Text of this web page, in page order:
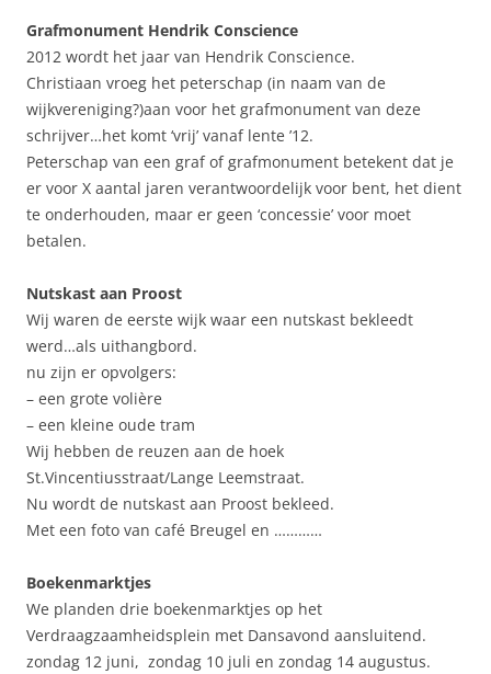
Grafmonument Hendrik Conscience
2012 wordt het jaar van Hendrik Conscience.
Christiaan vroeg het peterschap (in naam van de
wijkvereniging?)aan voor het grafmonument van deze
schrijver…het komt ‘vrij’ vanaf lente ’12.
Peterschap van een graf of grafmonument betekent dat je
er voor X aantal jaren verantwoordelijk voor bent, het dient
te onderhouden, maar er geen ‘concessie’ voor moet
betalen.
Nutskast aan Proost
Wij waren de eerste wijk waar een nutskast bekleedt
werd…als uithangbord.
nu zijn er opvolgers:
– een grote volière
– een kleine oude tram
Wij hebben de reuzen aan de hoek
St.Vincentiusstraat/Lange Leemstraat.
Nu wordt de nutskast aan Proost bekleed.
Met een foto van café Breugel en …………
Boekenmarktjes
We planden drie boekenmarktjes op het
Verdraagzaamheidsplein met Dansavond aansluitend.
zondag 12 juni, zondag 10 juli en zondag 14 augustus.